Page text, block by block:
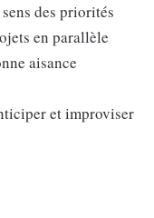
des priorités
en parallèle
aisance
et improviser